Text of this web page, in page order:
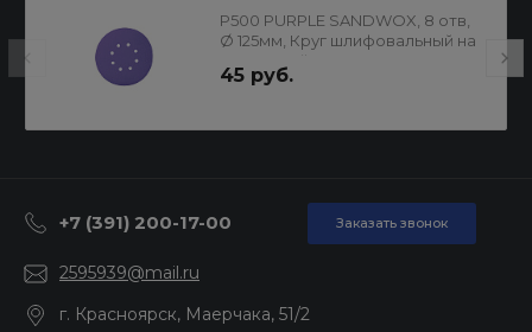
P500 PURPLE SANDWOX, 8 отв,
Ø 125мм, Круг шлифовальный на
45 руб.
+7 (391) 200-17-00 Заказать звонок
2595939@mail.ru
г. Красноярск, Маерчака, 51/2